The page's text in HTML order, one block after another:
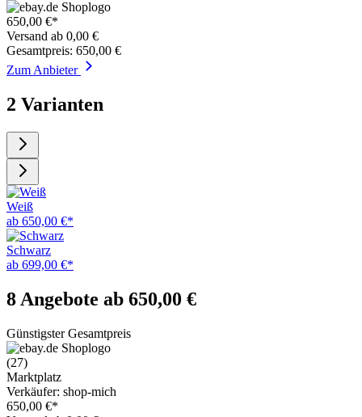
650,00 €*
Versand ab 0,00 €
Gesamtpreis: 650,00 €
Zum Anbieter
2 Varianten
Weiß
ab 650,00 €*
Schwarz
ab 699,00 €*
8 Angebote ab 650,00 €
Günstigster Gesamtpreis
(27)
Marktplatz
Verkäufer: shop-mich
650,00 €*